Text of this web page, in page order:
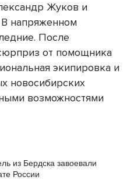
Жуков и
напряженном
После
от помощника
экипировка и
новосибирских
возможностями
из Бердска завоевали
России